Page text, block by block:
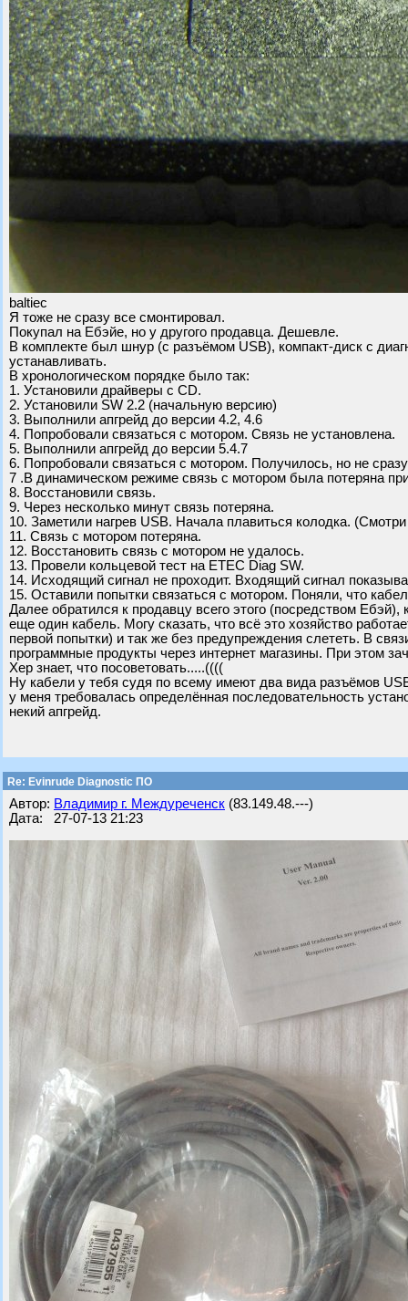
baltiec
Я тоже не сразу все смонтировал.
Покупал на Ебэйе, но у другого продавца. Дешевле.
В комплекте был шнур (с разъёмом USB), компакт-диск с
устанавливать.
В хронологическом порядке было так:
1. Установили драйверы с CD.
2. Установили SW 2.2 (начальную версию)
3. Выполнили апгрейд до версии 4.2, 4.6
4. Попробовали связаться с мотором. Связь не установлена.
5. Выполнили апгрейд до версии 5.4.7
6. Попробовали связаться с мотором. Получилось, но не
7 .В динамическом режиме связь с мотором была потеряна
8. Восстановили связь.
9. Через несколько минут связь потеряна.
10. Заметили нагрев USB. Начала плавиться колодка.
11. Связь с мотором потеряна.
12. Восстановить связь с мотором не удалось.
13. Провели кольцевой тест на ETEC Diag SW.
14. Исходящий сигнал не проходит. Входящий сигнал
15. Оставили попытки связаться с мотором. Поняли, что
Далее обратился к продавцу всего этого (посредством
еще один кабель. Могу сказать, что всё это хозяйство
первой попытки) и так же без предупреждения слететь. В
программные продукты через интернет магазины. При этом
Хер знает, что посоветовать.....((((
Ну кабели у тебя судя по всему имеют два вида разъёмов
у меня требовалась определённая последовательность
некий апгрейд.
Re: Evinrude Diagnostic ПО
Автор: Владимир г. Междуреченск (83.149.48.---)
Дата: 27-07-13 21:23